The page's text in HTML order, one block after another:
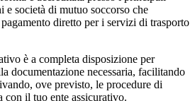
e società di mutuo soccorso che
diretto per i servizi di trasporto
è a completa disposizione per
documentazione necessaria, facilitando
ove previsto, le procedure di
con il tuo ente assicurativo.